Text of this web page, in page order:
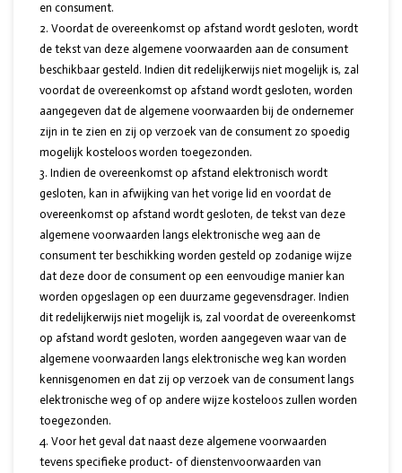
en consument.
Voordat de overeenkomst op afstand wordt gesloten, wordt
de tekst van deze algemene voorwaarden aan de consument
beschikbaar gesteld. Indien dit redelijkerwijs niet mogelijk is, zal
voordat de overeenkomst op afstand wordt gesloten, worden
aangegeven dat de algemene voorwaarden bij de ondernemer
zijn in te zien en zij op verzoek van de consument zo spoedig
mogelijk kosteloos worden toegezonden.
Indien de overeenkomst op afstand elektronisch wordt
gesloten, kan in afwijking van het vorige lid en voordat de
overeenkomst op afstand wordt gesloten, de tekst van deze
algemene voorwaarden langs elektronische weg aan de
consument ter beschikking worden gesteld op zodanige wijze
dat deze door de consument op een eenvoudige manier kan
worden opgeslagen op een duurzame gegevensdrager. Indien
dit redelijkerwijs niet mogelijk is, zal voordat de overeenkomst
op afstand wordt gesloten, worden aangegeven waar van de
algemene voorwaarden langs elektronische weg kan worden
kennisgenomen en dat zij op verzoek van de consument langs
elektronische weg of op andere wijze kosteloos zullen worden
toegezonden.
Voor het geval dat naast deze algemene voorwaarden
tevens specifieke product- of dienstenvoorwaarden van